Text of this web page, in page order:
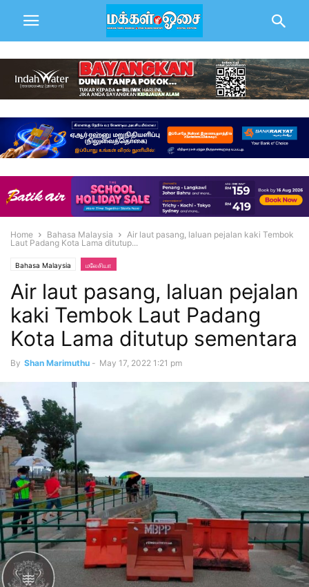
Home Bahasa Malaysia
Air laut pasang, laluan pejalan kaki Tembok
Laut Padang Kota Lama ditutup...
Bahasa Malaysia மலேசியா
Air laut pasang, laluan pejalan
kaki Tembok Laut Padang
Kota Lama ditutup sementara
By Shan Marimuthu - May 17, 2022 1:21 pm